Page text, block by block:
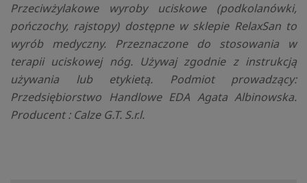
Przeciwżylakowe wyroby uciskowe (podkolanówki,
pończochy, rajstopy) dostępne w sklepie RelaxSan to
wyrób medyczny. Przeznaczone do stosowania w
terapii uciskowej nóg. Używaj zgodnie z instrukcją
używania lub etykietą. Podmiot prowadzący:
Przedsiębiorstwo Handlowe EDA Agata Albinowska.
Producent : Calze G.T. S.r.l.